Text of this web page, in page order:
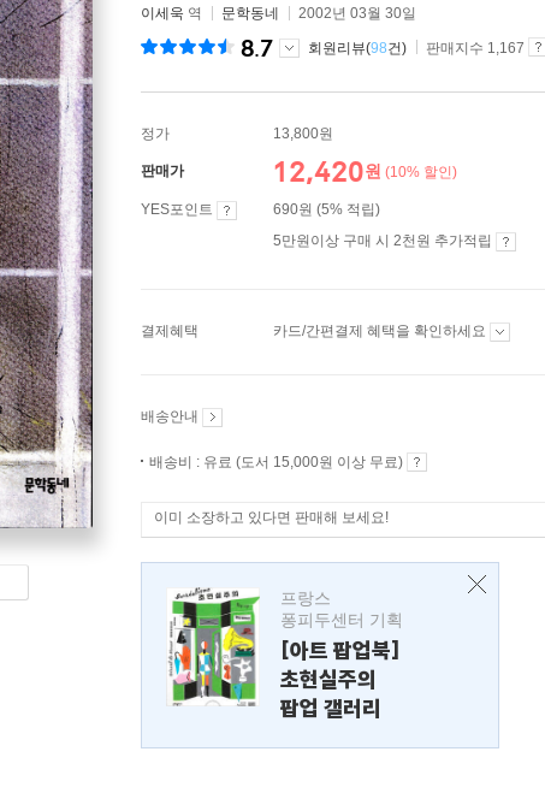
이세욱 역 문학동네 2002년 03월 30일
8.7 회원리뷰(98건) 판매지수 1,167
정가 13,800원
판매가 12,420원 (10% 할인)
YES포인트
690원 (5% 적립)
5만원이상 구매 시 2천원 추가적립
결제혜택 카드/간편결제 혜택을 확인하세요
배송안내
배송비 : 유료 (도서 15,000원 이상 무료)
이미 소장하고 있다면 판매해 보세요!
프랑스
퐁피두센터 기획
[아트 팝업북]
초현실주의
팝업 갤러리